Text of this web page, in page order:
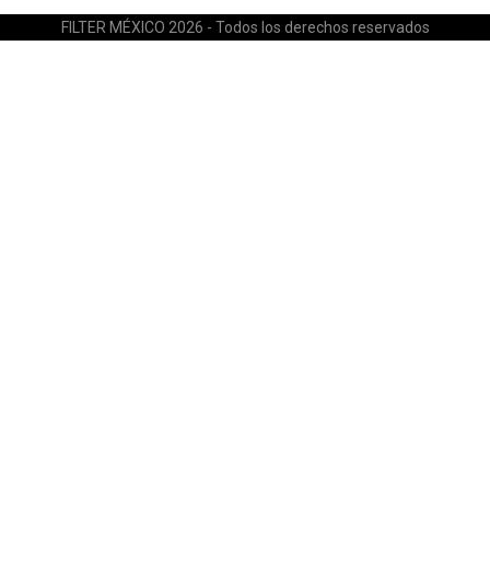
FILTER MÉXICO 2026 - Todos los derechos reservados